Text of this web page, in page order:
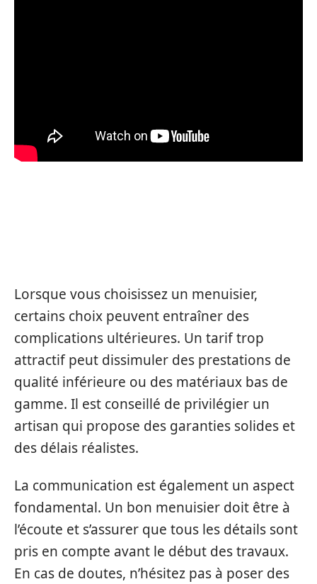
Lorsque vous choisissez un menuisier,
certains choix peuvent entraîner des
complications ultérieures. Un tarif trop
attractif peut dissimuler des prestations de
qualité inférieure ou des matériaux bas de
gamme. Il est conseillé de privilégier un
artisan qui propose des garanties solides et
des délais réalistes.
La communication est également un aspect
fondamental. Un bon menuisier doit être à
l’écoute et s’assurer que tous les détails sont
pris en compte avant le début des travaux.
En cas de doutes, n’hésitez pas à poser des